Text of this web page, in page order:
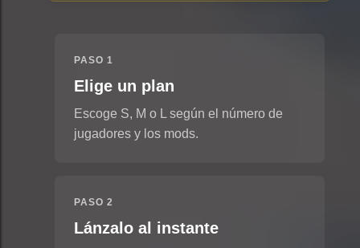
PASO 1
Elige un plan
Escoge S, M o L según el número de
jugadores y los mods.
PASO 2
Lánzalo al instante